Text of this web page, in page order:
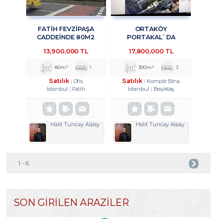
FATİH FEVZİPAŞA
CADDEİNDE 80M2
TROYKADAN
13,900,000 TL
80m² 1
Satılık
Ofis
İstanbul
Fatih
Halit Tuncay Alpay
ORTAKÖY
PORTAKAL`DA
KOMPLE BINADA 4/1
17,800,000 TL
300m² 3
Satılık
Komple Bina
İstanbul
Beşiktaş
Halit Tuncay Alpay
1 - 6
SON GİRİLEN ARAZİLER